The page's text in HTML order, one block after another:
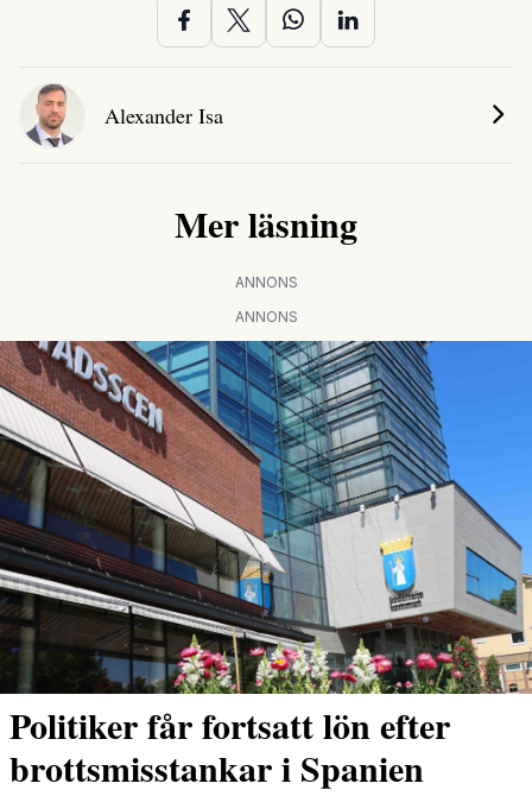
Alexander Isa
Mer läsning
ANNONS
ANNONS
Politiker får fortsatt lön efter
brottsmisstankar i Spanien